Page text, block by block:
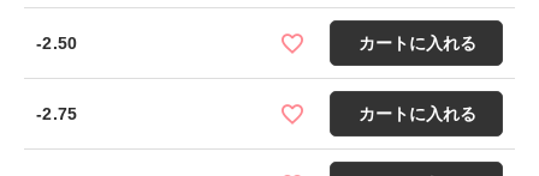
-2.50 カートに入れる
-2.75 カートに入れる